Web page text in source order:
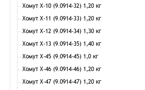
Хомут Х-10 (9.0914-32) 1,20 кг
Хомут Х-11 (9.0914-33) 1,20 кг
Хомут Х-12 (9.0914-34) 1,30 кг
Хомут Х-13 (9.0914-35) 1,40 кг
Хомут Х-45 (9.0914-45) 1,0 кг
Хомут Х-46 (9.0914-46) 1,20 кг
Хомут Х-47 (9.0914-47) 1,20 кг